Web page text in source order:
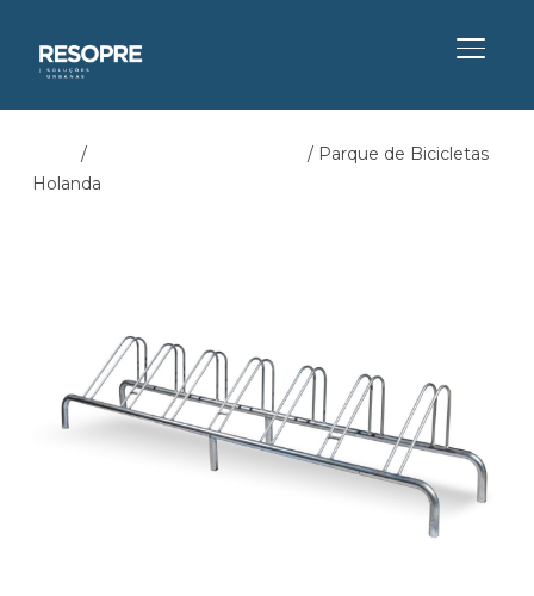
/
/ Parque de Bicicletas
Holanda